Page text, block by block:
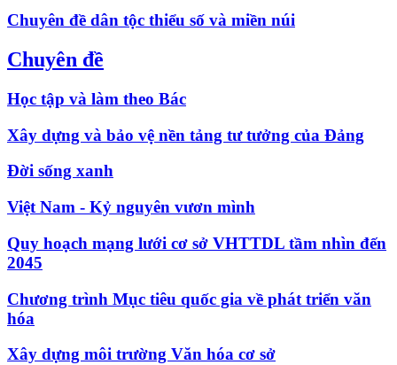
Chuyên đề dân tộc thiểu số và miền núi
Chuyên đề
Học tập và làm theo Bác
Xây dựng và bảo vệ nền tảng tư tưởng của Đảng
Đời sống xanh
Việt Nam - Kỷ nguyên vươn mình
Quy hoạch mạng lưới cơ sở VHTTDL tầm nhìn đến
2045
Chương trình Mục tiêu quốc gia về phát triển văn
hóa
Xây dựng môi trường Văn hóa cơ sở